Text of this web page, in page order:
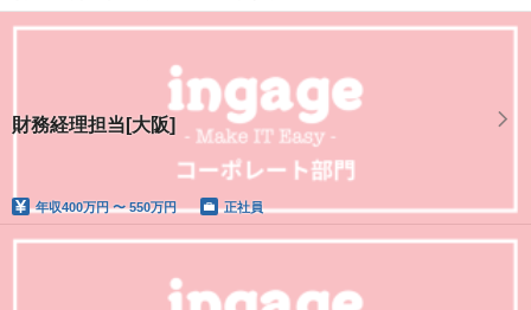
財務経理担当[大阪]
年収400万円 〜 550万円 正社員